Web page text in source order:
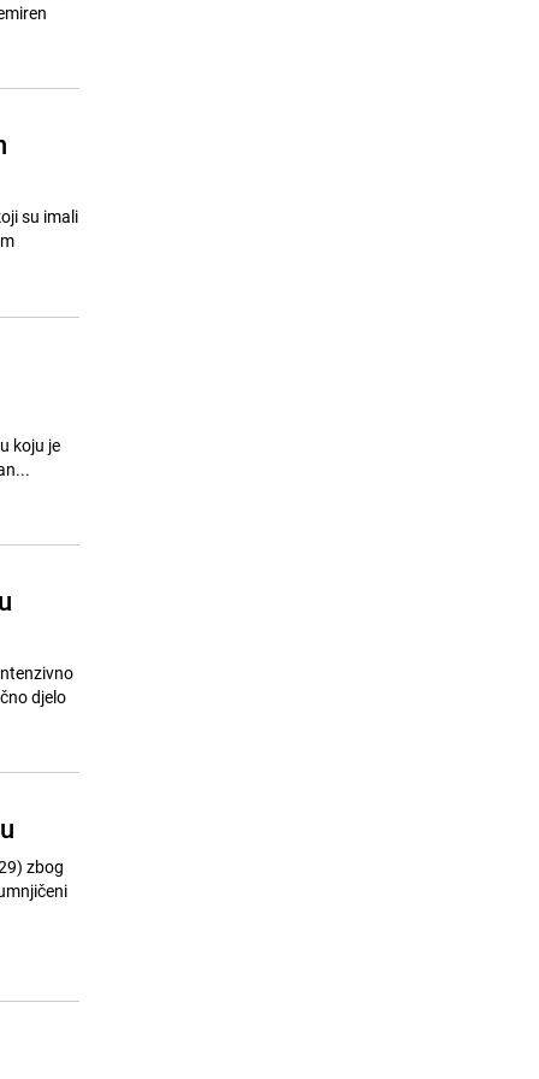
su imali
koju je
djelo
zbog